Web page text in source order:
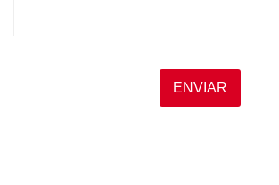
ENVIAR